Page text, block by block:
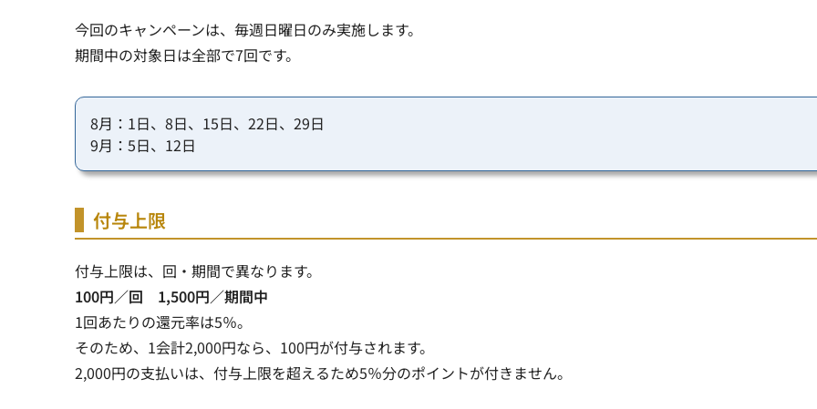
今回のキャンペーンは、毎週日曜日のみ実施します。
期間中の対象日は全部で7回です。
8月：1日、8日、15日、22日、29日
9月：5日、12日
付与上限
付与上限は、回・期間で異なります。
100円／回 1,500円／期間中
1回あたりの還元率は5％。
そのため、 1会計2,000円なら、100円が付与されます。
2,000円の支払いは、付与上限を超えるため5％分のポイントが付きません。